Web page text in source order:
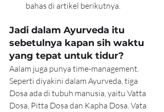
bahas di artikel berikutnya.
Jadi dalam Ayurveda itu
sebetulnya kapan sih waktu
yang tepat untuk tidur?
Aalam juga punya time-management.
Seperti diyakini dalam Ayurveda, tiga
Dosa ada di tubuh manusia, yaitu Vatta
Dosa, Pitta Dosa dan Kapha Dosa. Vata